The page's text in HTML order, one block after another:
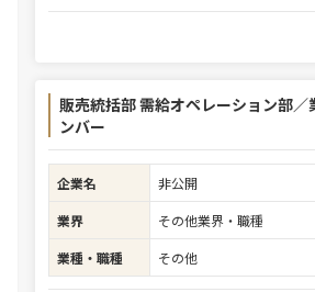
販売統括部 需給オペレーション部／
ンバー
企業名
非公開
業界
その他業界・職種
業種・職種
その他